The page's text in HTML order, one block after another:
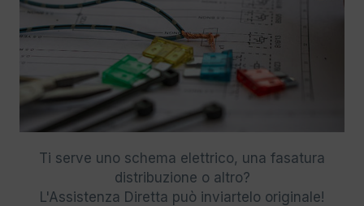
Ti serve uno schema elettrico, una fasatura
distribuzione o altro?
L'Assistenza Diretta può inviartelo originale!